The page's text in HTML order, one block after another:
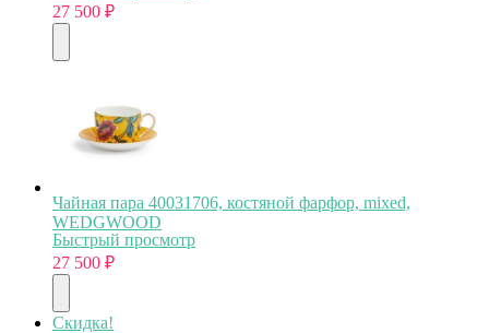
27 500 ₽
Чайная пара 40031706, костяной фарфор, mixed,
WEDGWOOD
Быстрый просмотр
27 500 ₽
Скидка!